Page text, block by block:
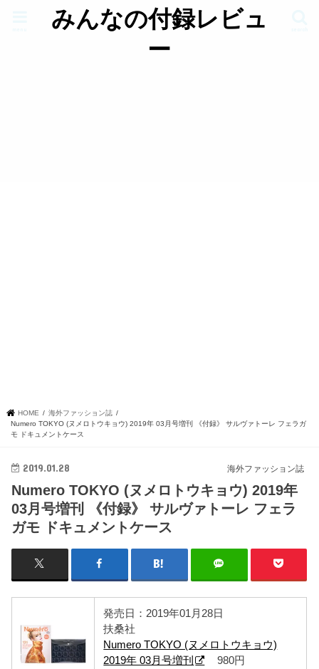
みんなの付録レビュ
ー
HOME
海外ファッション誌
Numero TOKYO (ヌメロトウキョウ) 2019年 03月号増刊 《付録》 サルヴァトーレ フェラガ
モ ドキュメントケース
海外ファッション誌
2019.01.28
Numero TOKYO (ヌメロトウキョウ) 2019年
03月号増刊 《付録》 サルヴァトーレ フェラ
ガモ ドキュメントケース
発売日：2019年01月28日
扶桑社
Numero TOKYO (ヌメロトウキョウ)
2019年 03月号増刊
980円